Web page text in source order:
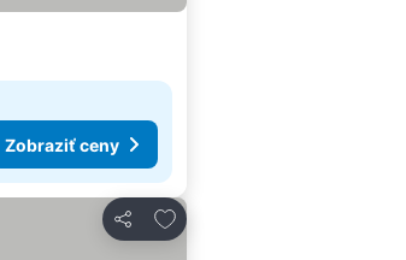
Zobraziť ceny
Zdieľať
Pridať do obľúbených